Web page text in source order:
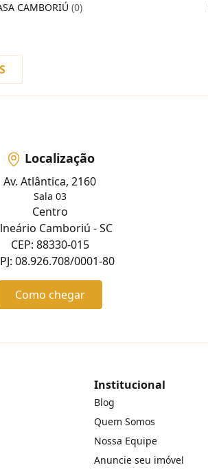
CAMBORIÚ (0)
Localização
Av. Atlântica, 2160
Sala 03
Centro
Camboriú - SC
CEP: 88330-015
08.926.708/0001-80
Como chegar
Institucional
Blog
Quem Somos
Nossa Equipe
Anuncie seu imóvel